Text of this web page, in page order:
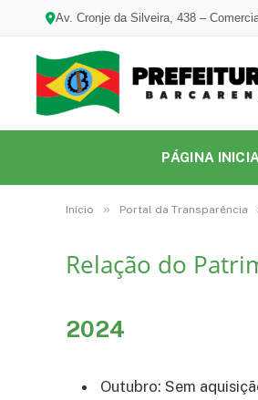
Av. Cronje da Silveira, 438 –
PÁGINA
Início » Portal da Transparência
Relação do
2024
Outubro: Sem